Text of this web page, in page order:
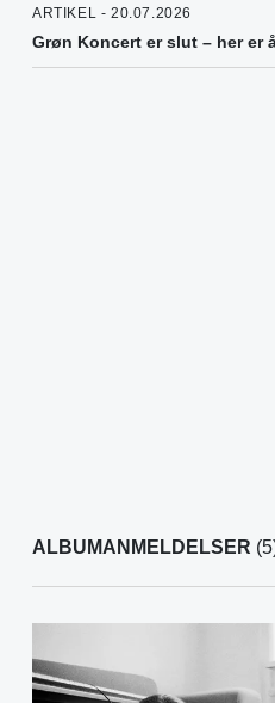
ARTIKEL - 20.07.2026
Grøn Koncert er slut – her er
ALBUMANMELDELSER